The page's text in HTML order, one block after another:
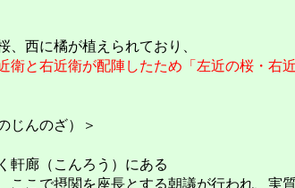
西に橘が植えられており、
衛と右近衛が配陣したため「左近の桜・右
じんのざ）＞
軒廊（こんろう）にある
こで摂関を座長とする朝議が行われ、実